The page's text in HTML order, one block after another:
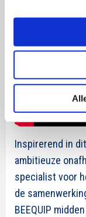
Inspirerend in
ambitieuze
specialist voor
de
BEEQUIP